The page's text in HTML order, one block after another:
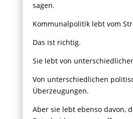
sagen.
Kommunalpolitik lebt vom
Das ist richtig.
Sie lebt von
Von unterschiedlichen
Überzeugungen.
Aber sie lebt ebenso davon,